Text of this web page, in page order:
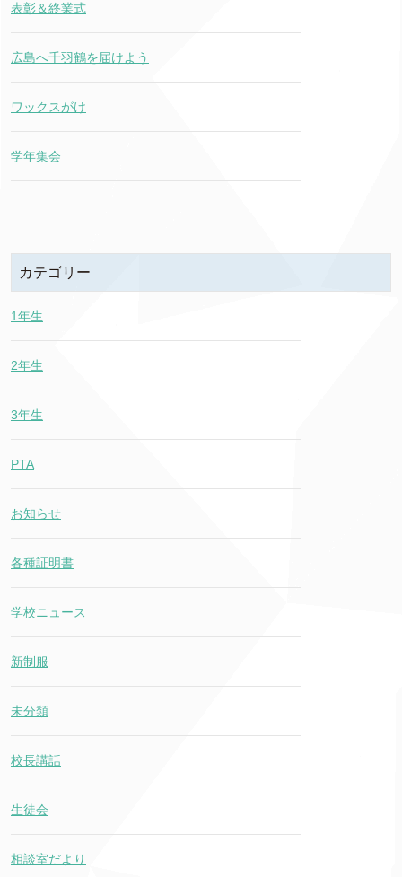
表彰＆終業式
広島へ千羽鶴を届けよう
ワックスがけ
学年集会
カテゴリー
1年生
2年生
3年生
PTA
お知らせ
各種証明書
学校ニュース
新制服
未分類
校長講話
生徒会
相談室だより